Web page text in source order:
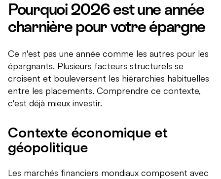
Pourquoi 2026 est une année
charnière pour votre épargne
Ce n'est pas une année comme les autres pour les
épargnants. Plusieurs facteurs structurels se
croisent et bouleversent les hiérarchies habituelles
entre les placements. Comprendre ce contexte,
c'est déjà mieux investir.
Contexte économique et
géopolitique
Les marchés financiers mondiaux composent avec